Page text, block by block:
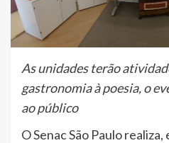
As unidades terão
gastronomia à poesia, o
ao público
O Senac São Paulo